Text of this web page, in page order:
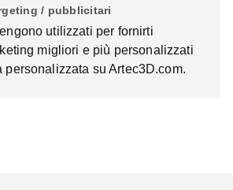
/ pubblicitari
utilizzati per fornirti
migliori e più personalizzati
personalizzata su Artec3D.com.